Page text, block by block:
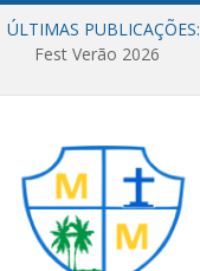
ÚLTIMAS PUBLICAÇÕES:
Fest Verão 2026